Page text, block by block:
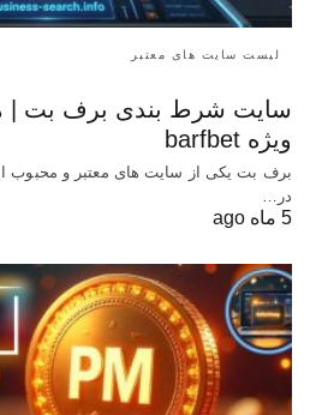
لیست سایت های معتبر
سایت شرط بندی برف بت |
ویژه barfbet
برف بت یکی از سایت های معتبر و محبوب
در…
5 ماه ago